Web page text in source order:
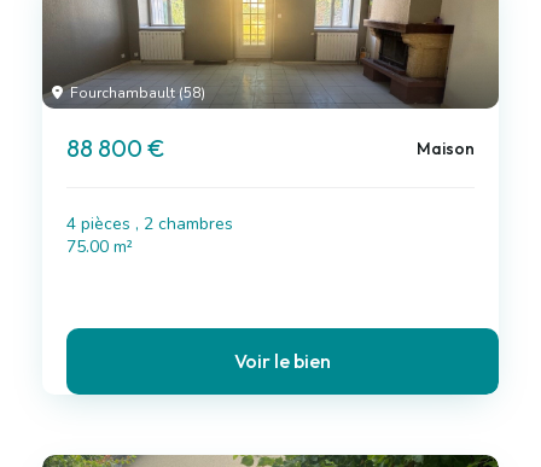
Fourchambault (58)
88 800 € Maison
4 pièces , 2 chambres
75.00 m²
Voir le bien